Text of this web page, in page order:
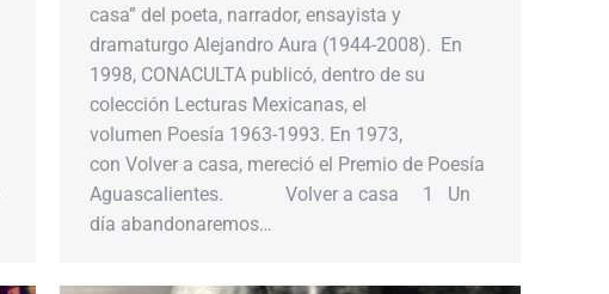
casa” del poeta, narrador, ensayista y
dramaturgo Alejandro Aura (1944-2008). En
1998, CONACULTA publicó, dentro de su
colección Lecturas Mexicanas, el
volumen Poesía 1963-1993. En 1973,
con Volver a casa, mereció el Premio de Poesía
Aguascalientes. Volver a casa 1 Un
día abandonaremos…